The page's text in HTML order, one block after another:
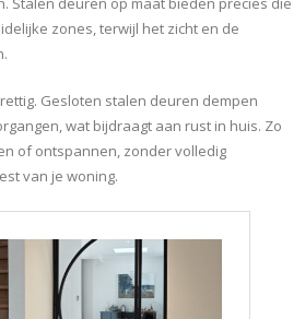
zones, terwijl het zicht en de
Gesloten stalen deuren dempen
wat bijdraagt aan rust in huis. Zo
of ontspannen, zonder volledig
van je woning.